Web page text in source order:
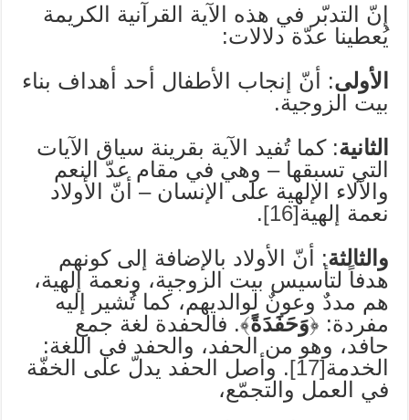
إنّ التدبّر في هذه الآية القرآنية الكريمة
يُعطينا عدّة دلالات:
الأولى: أنّ إنجاب الأطفال أحد أهداف بناء
بيت الزوجية.
الثانية: كما تُفيد الآية بقرينة سياق الآيات
التي تسبقها – وهي في مقام عدّ النعم
والآلاء الإلهية على الإنسان – أنّ الأولاد
نعمة إلهية[16]
.
والثالثة: أنّ الأولاد بالإضافة إلى كونهم
هدفاً لتأسيس بيت الزوجية، ونعمة إلهية،
هم مددٌ وعونٌ لوالديهم، كما تُشير إليه
مفردة: ﴿وَحَفَدَةً﴾. فالحفدة لغة جمع
حافد، وهو من الحفد، والحفد في اللغة:
الخدمة[17]
. وأصل الحفد يدلّ على الخفّة
في العمل والتجمّع،